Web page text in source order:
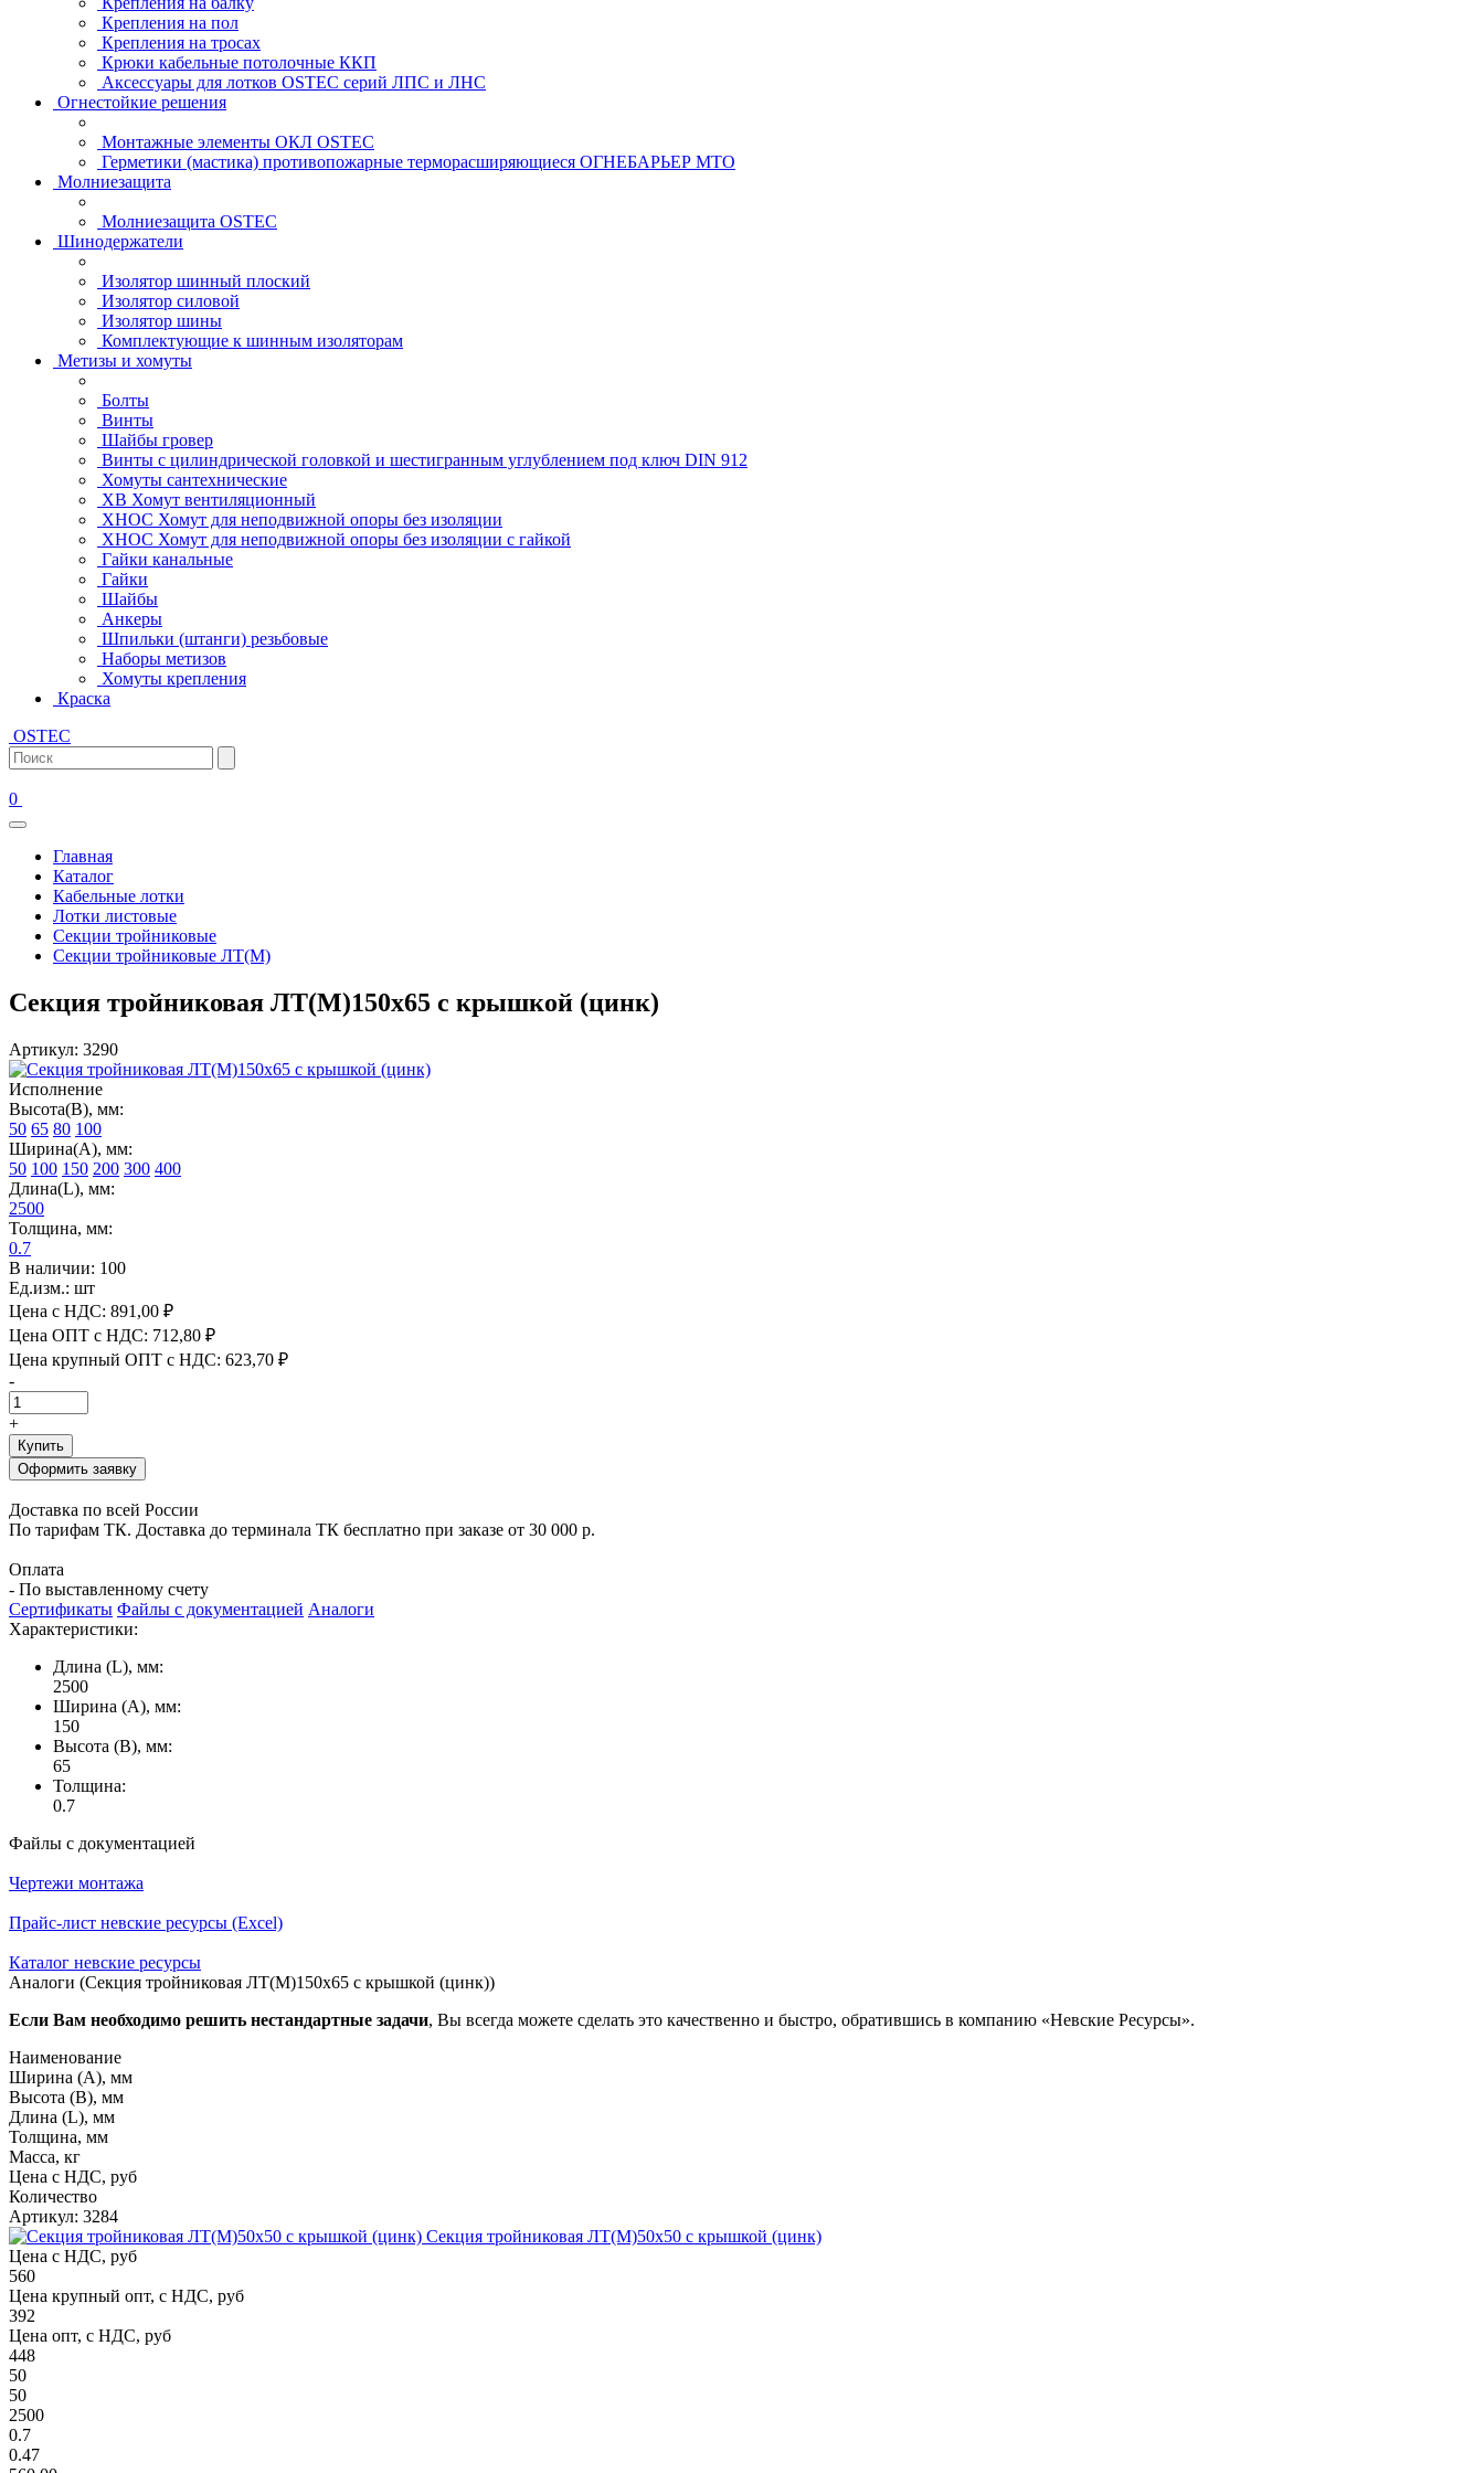
Крепления на пол
Крепления на тросах
Крюки кабельные потолочные ККП
Аксессуары для лотков OSTEC серий ЛПС и ЛНС
Огнестойкие решения
Монтажные элементы ОКЛ OSTEC
Герметики (мастика) противопожарные терморасширяющиеся ОГНЕБАРЬЕР МТО
Молниезащита
Молниезащита OSTEC
Шинодержатели
Изолятор шинный плоский
Изолятор силовой
Изолятор шины
Комплектующие к шинным изоляторам
Метизы и хомуты
Болты
Винты
Шайбы гровер
Винты с цилиндрической головкой и шестигранным углублением под ключ DIN 912
Хомуты сантехнические
ХВ Хомут вентиляционный
ХНОС Хомут для неподвижной опоры без изоляции
ХНОС Хомут для неподвижной опоры без изоляции с гайкой
Гайки канальные
Гайки
Шайбы
Анкеры
Шпильки (штанги) резьбовые
Наборы метизов
Хомуты крепления
Краска
OSTEC
0
Главная
Каталог
Кабельные лотки
Лотки листовые
Секции тройниковые
Секции тройниковые ЛТ(М)
Секция тройниковая ЛТ(М)150х65 с крышкой (цинк)
Артикул: 3290
Исполнение
Высота(В), мм:
50 65 80 100
Ширина(А), мм:
50 100 150 200 300 400
Длина(L), мм:
2500
Толщина, мм:
0.7
В наличии: 100
Ед.изм.: шт
Цена с НДС: 891,00 ₽
Цена ОПТ с НДС: 712,80 ₽
Цена крупный ОПТ с НДС: 623,70 ₽
-
+
Купить
Оформить заявку
Доставка по всей России
По тарифам ТК. Доставка до терминала ТК бесплатно при заказе от 30 000 р.
Оплата
- По выставленному счету
Сертификаты Файлы с документацией Аналоги
Характеристики:
Длина (L), мм:
2500
Ширина (А), мм:
150
Высота (В), мм:
65
Толщина:
0.7
Файлы с документацией
Чертежи монтажа
Прайс-лист невские ресурсы (Excel)
Каталог невские ресурсы
Аналоги (Секция тройниковая ЛТ(М)150х65 с крышкой (цинк))
Если Вам необходимо решить нестандартные задачи, Вы всегда можете сделать это качественно и быстро, обратившись в компанию «Невские Ресурсы».
Наименование
Ширина (А), мм
Высота (В), мм
Длина (L), мм
Толщина, мм
Масса, кг
Цена с НДС, руб
Количество
Артикул: 3284
Секция тройниковая ЛТ(М)50х50 с крышкой (цинк)
Цена с НДС, руб
560
Цена крупный опт, с НДС, руб
392
Цена опт, с НДС, руб
448
50
50
2500
0.7
0.47